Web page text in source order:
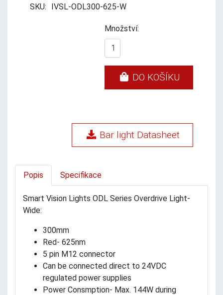
SKU: IVSL-ODL300-625-W
Množství:
DO KOŠÍKU
Bar light Datasheet
Popis Specifikace
Smart Vision Lights ODL Series Overdrive Light-
Wide:
300mm
Red- 625nm
5 pin M12 connector
Can be connected direct to 24VDC
regulated power supplies
Power Consmption- Max. 144W during